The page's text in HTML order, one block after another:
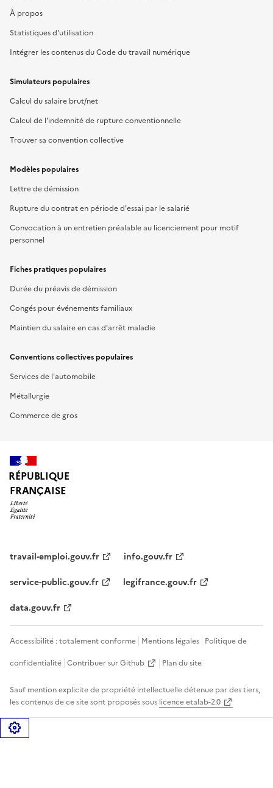
À propos
Statistiques d'utilisation
Intégrer les contenus du Code du travail numérique
Simulateurs populaires
Calcul du salaire brut/net
Calcul de l'indemnité de rupture conventionnelle
Trouver sa convention collective
Modèles populaires
Lettre de démission
Rupture du contrat en période d'essai par le salarié
Convocation à un entretien préalable au licenciement pour motif
personnel
Fiches pratiques populaires
Durée du préavis de démission
Congés pour événements familiaux
Maintien du salaire en cas d'arrêt maladie
Conventions collectives populaires
Services de l'automobile
Métallurgie
Commerce de gros
RÉPUBLIQUE
FRANÇAISE
travail-emploi.gouv.fr
info.gouv.fr
service-public.gouv.fr
legifrance.gouv.fr
data.gouv.fr
Accessibilité : totalement conforme Mentions légales Politique de
confidentialité Contribuer sur Github Plan du site
Sauf mention explicite de propriété intellectuelle détenue par des tiers,
les contenus de ce site sont proposés sous licence etalab-2.0
Gérer les cookies